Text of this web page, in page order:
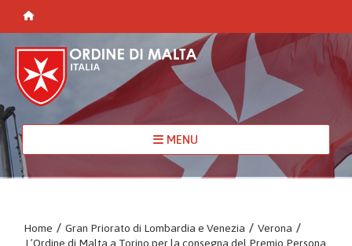
MENU
Home / Gran Priorato di Lombardia e Venezia / Verona /
L’Ordine di Malta a Torino per la consegna del Premio Persona